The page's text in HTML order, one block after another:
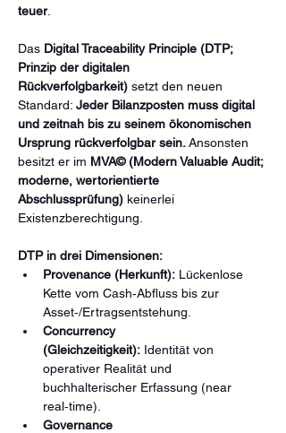
teuer.
Das Digital Traceability Principle (DTP;
Prinzip der digitalen
Rückverfolgbarkeit) setzt den neuen
Standard: Jeder Bilanzposten muss digital
und zeitnah bis zu seinem ökonomischen
Ursprung rückverfolgbar sein. Ansonsten
besitzt er im MVA© (Modern Valuable Audit;
moderne, wertorientierte
Abschlussprüfung) keinerlei
Existenzberechtigung.
DTP in drei Dimensionen:
Provenance (Herkunft): Lückenlose
Kette vom Cash‑Abfluss bis zur
Asset‑/Ertragsentstehung.
Concurrency
(Gleichzeitigkeit): Identität von
operativer Realität und
buchhalterischer Erfassung (near
real‑time).
Governance